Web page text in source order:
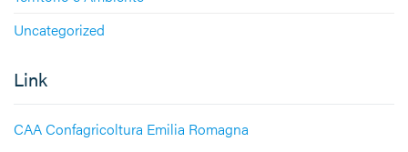
Uncategorized
Link
CAA Confagricoltura Emilia Romagna